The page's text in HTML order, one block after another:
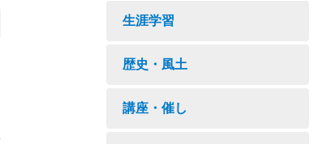
生涯学習
歴史・風土
講座・催し